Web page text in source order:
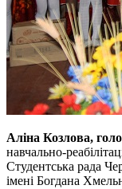
Аліна Козлова,
навчально-
Студентська рада
імені Богдана